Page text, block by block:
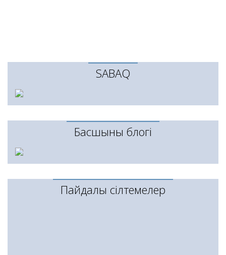
SABAQ
Басшының блогі
Пайдалы сілтемелер